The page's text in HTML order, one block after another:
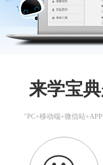
来学宝
"PC+移动端+微信站